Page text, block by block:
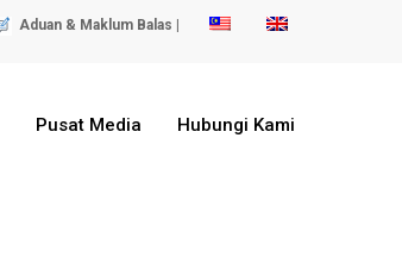
Aduan & Maklum Balas |
Pusat Media Hubungi Kami